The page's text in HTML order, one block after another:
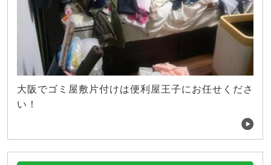
大阪でゴミ屋敷片付けは便利屋王子にお任せくださ
い！